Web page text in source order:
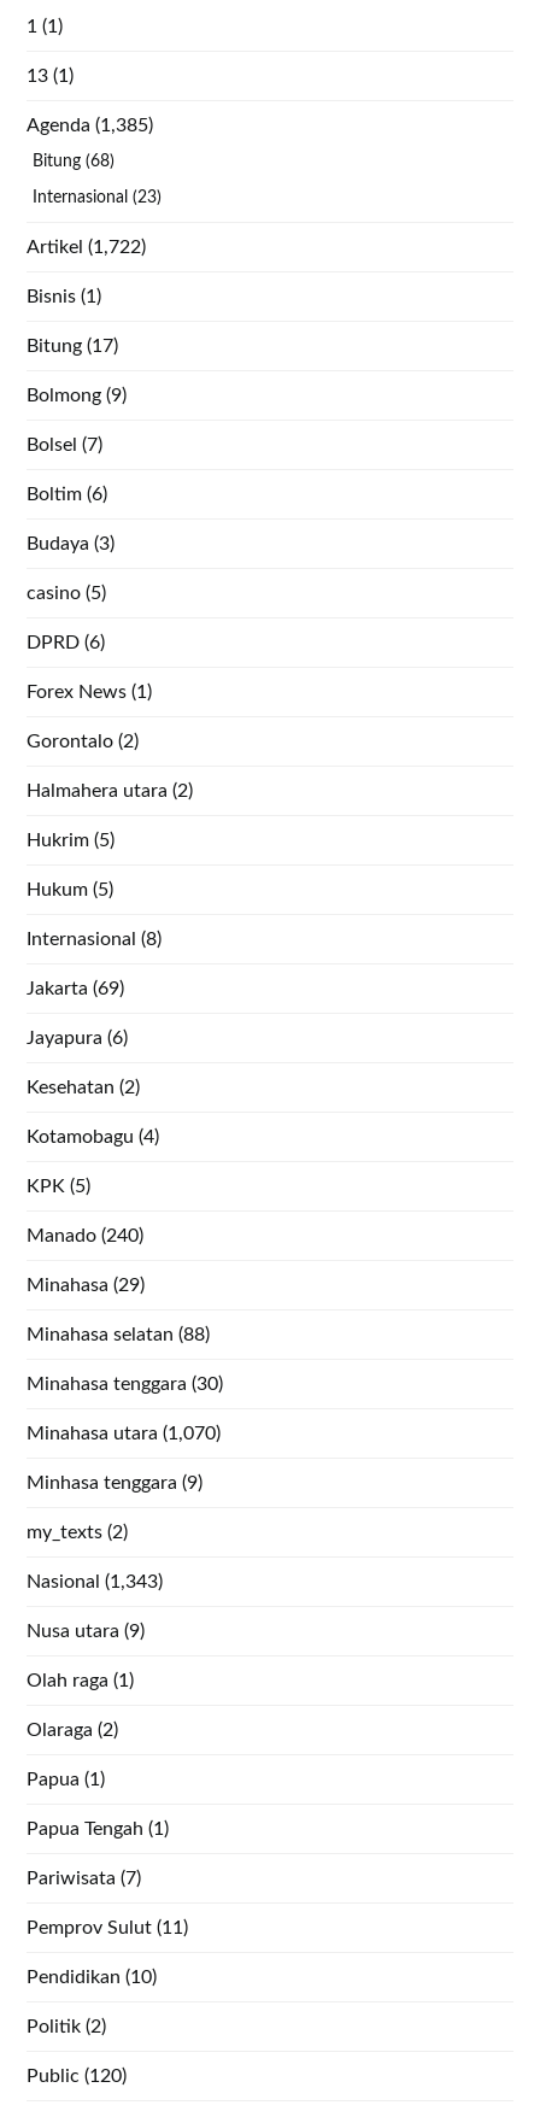
1 (1)
13 (1)
Agenda (1,385)
Bitung (68)
Internasional (23)
Artikel (1,722)
Bisnis (1)
Bitung (17)
Bolmong (9)
Bolsel (7)
Boltim (6)
Budaya (3)
casino (5)
DPRD (6)
Forex News (1)
Gorontalo (2)
Halmahera utara (2)
Hukrim (5)
Hukum (5)
Internasional (8)
Jakarta (69)
Jayapura (6)
Kesehatan (2)
Kotamobagu (4)
KPK (5)
Manado (240)
Minahasa (29)
Minahasa selatan (88)
Minahasa tenggara (30)
Minahasa utara (1,070)
Minhasa tenggara (9)
my_texts (2)
Nasional (1,343)
Nusa utara (9)
Olah raga (1)
Olaraga (2)
Papua (1)
Papua Tengah (1)
Pariwisata (7)
Pemprov Sulut (11)
Pendidikan (10)
Politik (2)
Public (120)